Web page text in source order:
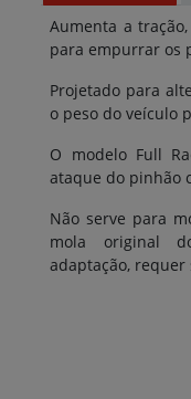
Aumenta a
para empurrar os
Projetado para
o peso do veículo
O modelo Full
ataque do pinhão
Não serve para
mola original
adaptação, requer